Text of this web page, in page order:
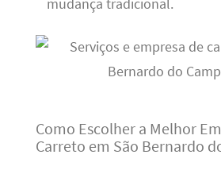
mudança tradicional.
Como Escolher a Melhor
Carreto em São Bernardo